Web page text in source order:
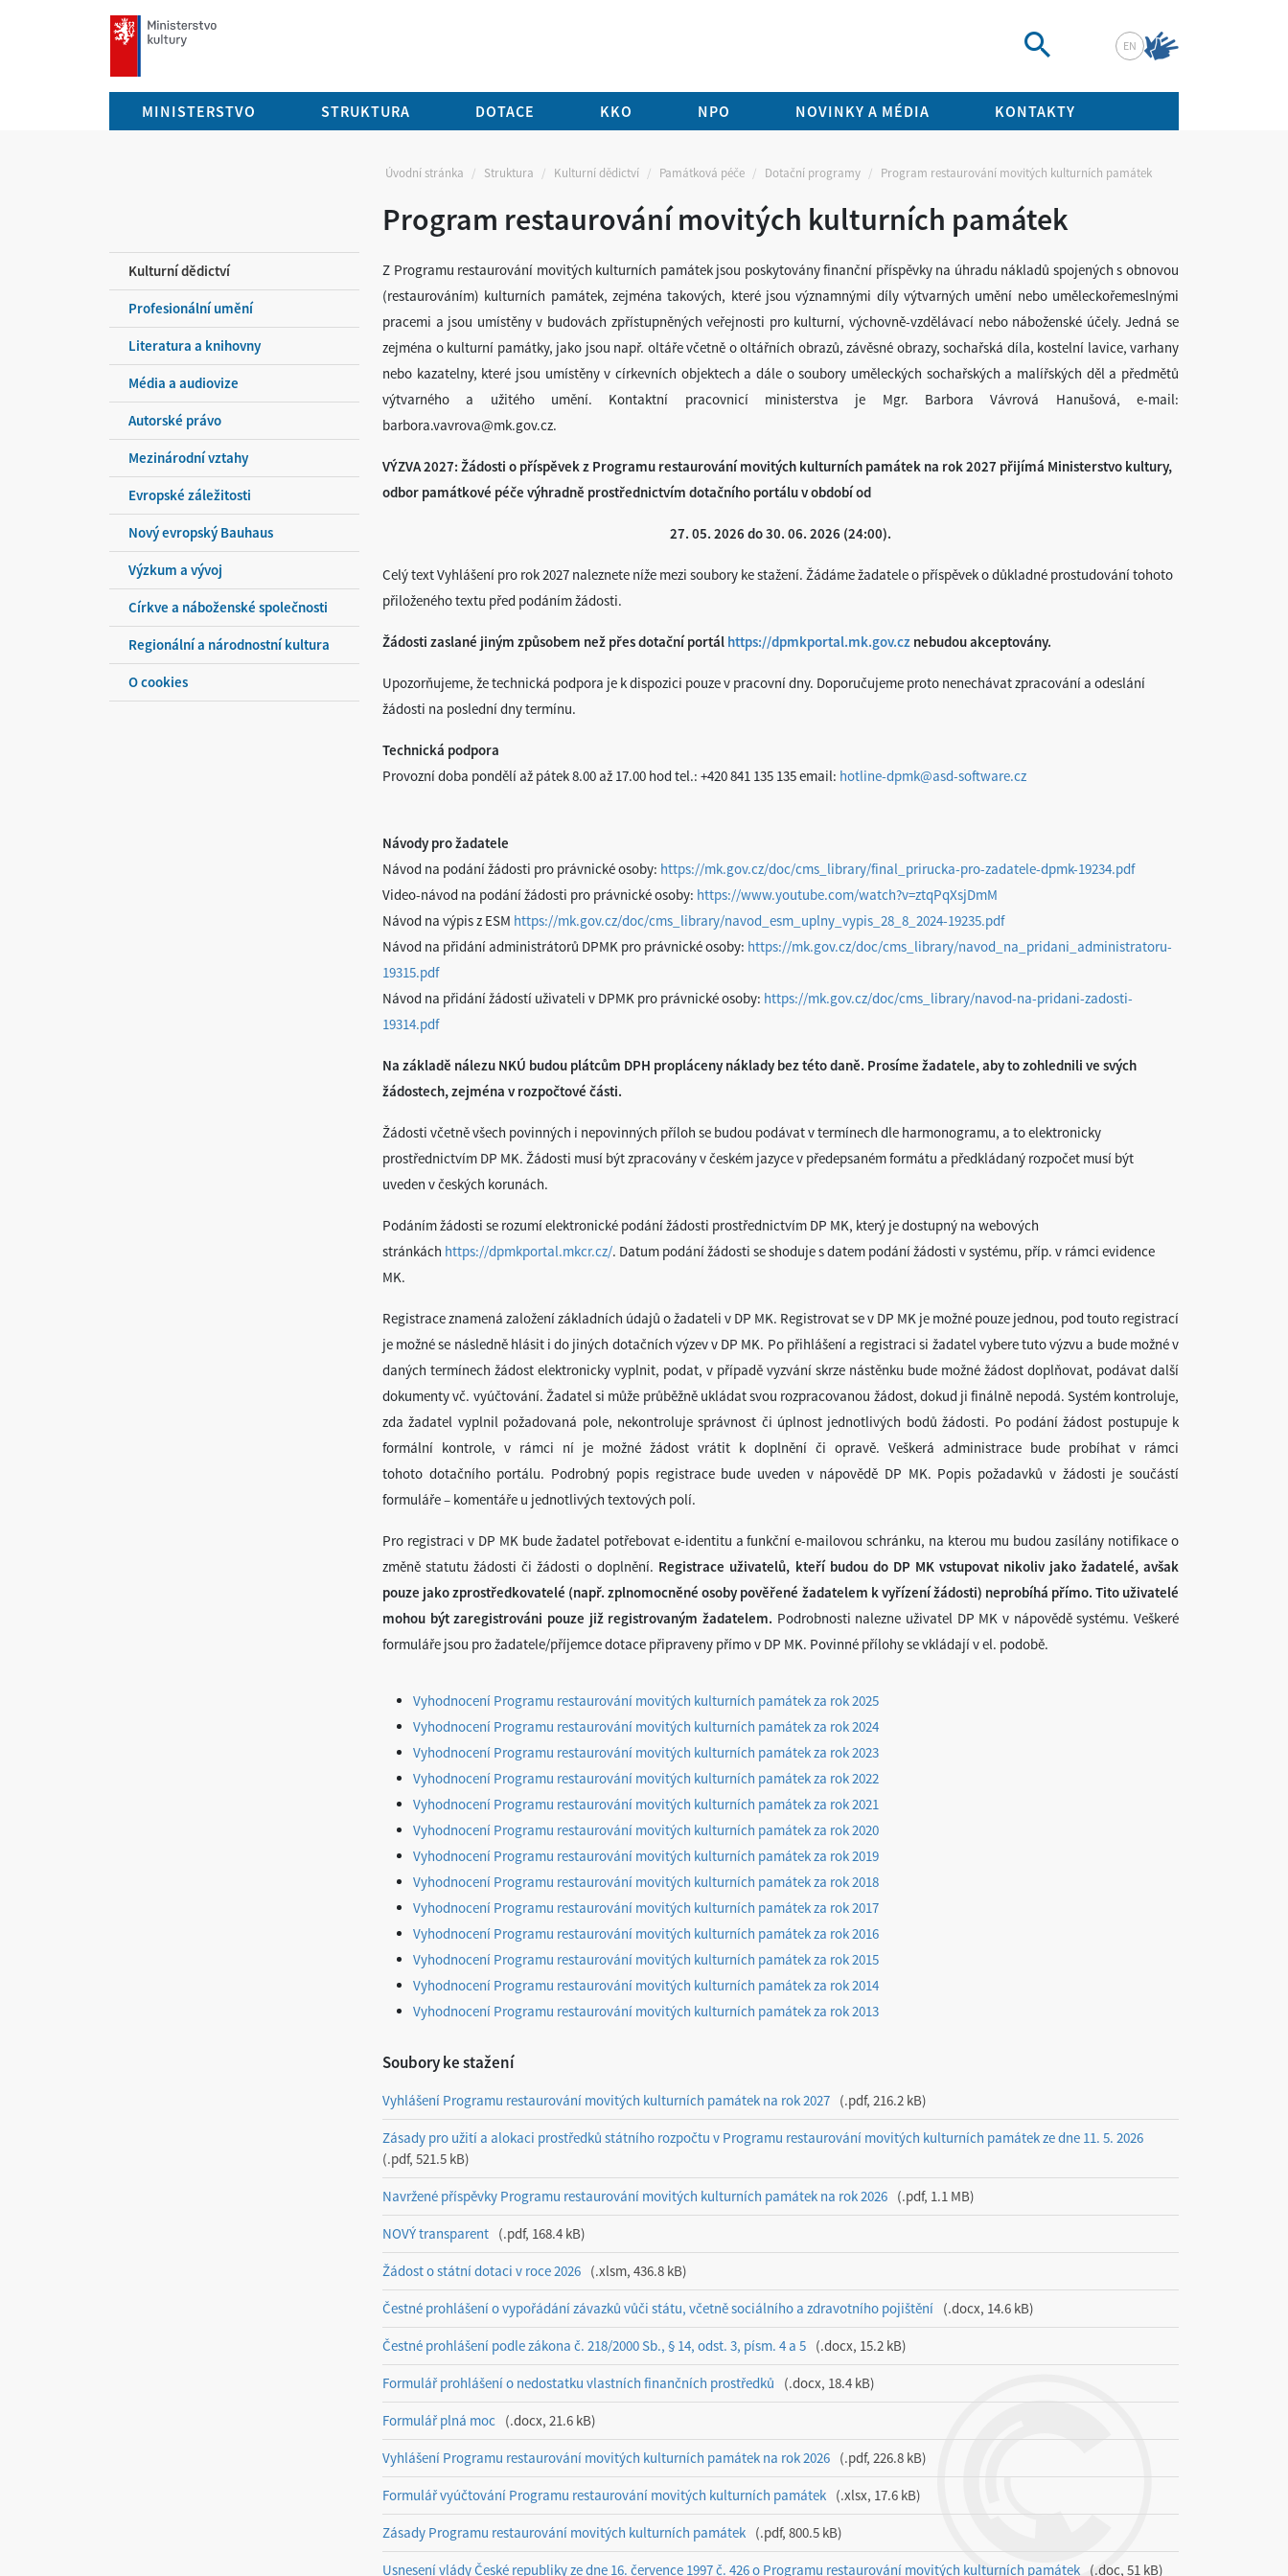
mkcr.cz
EN
MINISTERSTVO STRUKTURA DOTACE KKO NPO NOVINKY A MÉDIA KONTAKTY
Úvodní stránka Struktura Kulturní dědictví Památková péče Dotační programy Program restaurování movitých kulturních památek
Program restaurování movitých kulturních památek
Kulturní dědictví
Profesionální umění
Literatura a knihovny
Média a audiovize
Autorské právo
Mezinárodní vztahy
Evropské záležitosti
Nový evropský Bauhaus
Výzkum a vývoj
Církve a náboženské společnosti
Regionální a národnostní kultura
O cookies
Z Programu restaurování movitých kulturních památek jsou poskytovány finanční příspěvky na úhradu nákladů spojených s obnovou
(restaurováním) kulturních památek, zejména takových, které jsou významnými díly výtvarných umění nebo uměleckořemeslnými
pracemi a jsou umístěny v budovách zpřístupněných veřejnosti pro kulturní, výchovně-vzdělávací nebo náboženské účely. Jedná se
zejména o kulturní památky, jako jsou např. oltáře včetně o oltářních obrazů, závěsné obrazy, sochařská díla, kostelní lavice, varhany
nebo kazatelny, které jsou umístěny v církevních objektech a dále o soubory uměleckých sochařských a malířských děl a předmětů
výtvarného a užitého umění. Kontaktní pracovnicí ministerstva je Mgr. Barbora Vávrová Hanušová, e-mail:
barbora.vavrova@mk.gov.cz.
VÝZVA 2027: Žádosti o příspěvek z Programu restaurování movitých kulturních památek na rok 2027 přijímá Ministerstvo kultury,
odbor památkové péče výhradně prostřednictvím dotačního portálu v období od
27. 05. 2026 do 30. 06. 2026 (24:00).
Celý text Vyhlášení pro rok 2027 naleznete níže mezi soubory ke stažení. Žádáme žadatele o příspěvek o důkladné prostudování tohoto
přiloženého textu před podáním žádosti.
Žádosti zaslané jiným způsobem než přes dotační portál https://dpmkportal.mk.gov.cz nebudou akceptovány.
Upozorňujeme, že technická podpora je k dispozici pouze v pracovní dny. Doporučujeme proto nenechávat zpracování a odeslání
žádosti na poslední dny termínu.
Technická podpora
Provozní doba pondělí až pátek 8.00 až 17.00 hod tel.: +420 841 135 135 email: hotline-dpmk@asd-software.cz
Návody pro žadatele
Návod na podání žádosti pro právnické osoby: https://mk.gov.cz/doc/cms_library/final_prirucka-pro-zadatele-dpmk-19234.pdf
Video-návod na podání žádosti pro právnické osoby: https://www.youtube.com/watch?v=ztqPqXsjDmM
Návod na výpis z ESM https://mk.gov.cz/doc/cms_library/navod_esm_uplny_vypis_28_8_2024-19235.pdf
Návod na přidání administrátorů DPMK pro právnické osoby: https://mk.gov.cz/doc/cms_library/navod_na_pridani_administratoru-
19315.pdf
Návod na přidání žádostí uživateli v DPMK pro právnické osoby: https://mk.gov.cz/doc/cms_library/navod-na-pridani-zadosti-
19314.pdf
Na základě nálezu NKÚ budou plátcům DPH propláceny náklady bez této daně. Prosíme žadatele, aby to zohlednili ve svých
žádostech, zejména v rozpočtové části.
Žádosti včetně všech povinných i nepovinných příloh se budou podávat v termínech dle harmonogramu, a to elektronicky
prostřednictvím DP MK. Žádosti musí být zpracovány v českém jazyce v předepsaném formátu a předkládaný rozpočet musí být
uveden v českých korunách.
Podáním žádosti se rozumí elektronické podání žádosti prostřednictvím DP MK, který je dostupný na webových
stránkách https://dpmkportal.mkcr.cz/. Datum podání žádosti se shoduje s datem podání žádosti v systému, příp. v rámci evidence
MK.
Registrace znamená založení základních údajů o žadateli v DP MK. Registrovat se v DP MK je možné pouze jednou, pod touto registrací
je možné se následně hlásit i do jiných dotačních výzev v DP MK. Po přihlášení a registraci si žadatel vybere tuto výzvu a bude možné v
daných termínech žádost elektronicky vyplnit, podat, v případě vyzvání skrze nástěnku bude možné žádost doplňovat, podávat další
dokumenty vč. vyúčtování. Žadatel si může průběžně ukládat svou rozpracovanou žádost, dokud ji finálně nepodá. Systém kontroluje,
zda žadatel vyplnil požadovaná pole, nekontroluje správnost či úplnost jednotlivých bodů žádosti. Po podání žádost postupuje k
formální kontrole, v rámci ní je možné žádost vrátit k doplnění či opravě. Veškerá administrace bude probíhat v rámci
tohoto dotačního portálu. Podrobný popis registrace bude uveden v nápovědě DP MK. Popis požadavků v žádosti je součástí
formuláře – komentáře u jednotlivých textových polí.
Pro registraci v DP MK bude žadatel potřebovat e-identitu a funkční e-mailovou schránku, na kterou mu budou zasílány notifikace o
změně statutu žádosti či žádosti o doplnění. Registrace uživatelů, kteří budou do DP MK vstupovat nikoliv jako žadatelé, avšak
pouze jako zprostředkovatelé (např. zplnomocněné osoby pověřené žadatelem k vyřízení žádosti) neprobíhá přímo. Tito uživatelé
mohou být zaregistrováni pouze již registrovaným žadatelem. Podrobnosti nalezne uživatel DP MK v nápovědě systému. Veškeré
formuláře jsou pro žadatele/příjemce dotace připraveny přímo v DP MK. Povinné přílohy se vkládají v el. podobě.
Vyhodnocení Programu restaurování movitých kulturních památek za rok 2025
Vyhodnocení Programu restaurování movitých kulturních památek za rok 2024
Vyhodnocení Programu restaurování movitých kulturních památek za rok 2023
Vyhodnocení Programu restaurování movitých kulturních památek za rok 2022
Vyhodnocení Programu restaurování movitých kulturních památek za rok 2021
Vyhodnocení Programu restaurování movitých kulturních památek za rok 2020
Vyhodnocení Programu restaurování movitých kulturních památek za rok 2019
Vyhodnocení Programu restaurování movitých kulturních památek za rok 2018
Vyhodnocení Programu restaurování movitých kulturních památek za rok 2017
Vyhodnocení Programu restaurování movitých kulturních památek za rok 2016
Vyhodnocení Programu restaurování movitých kulturních památek za rok 2015
Vyhodnocení Programu restaurování movitých kulturních památek za rok 2014
Vyhodnocení Programu restaurování movitých kulturních památek za rok 2013
Soubory ke stažení
Vyhlášení Programu restaurování movitých kulturních památek na rok 2027 .pdf, 216.2 kB
Zásady pro užití a alokaci prostředků státního rozpočtu v Programu restaurování movitých kulturních památek ze dne 11. 5. 2026
.pdf, 521.5 kB
Navržené příspěvky Programu restaurování movitých kulturních památek na rok 2026 .pdf, 1.1 MB
NOVÝ transparent .pdf, 168.4 kB
Žádost o státní dotaci v roce 2026 .xlsm, 436.8 kB
Čestné prohlášení o vypořádání závazků vůči státu, včetně sociálního a zdravotního pojištění .docx, 14.6 kB
Čestné prohlášení podle zákona č. 218/2000 Sb., § 14, odst. 3, písm. 4 a 5 .docx, 15.2 kB
Formulář prohlášení o nedostatku vlastních finančních prostředků .docx, 18.4 kB
Formulář plná moc .docx, 21.6 kB
Vyhlášení Programu restaurování movitých kulturních památek na rok 2026 .pdf, 226.8 kB
Formulář vyúčtování Programu restaurování movitých kulturních památek .xlsx, 17.6 kB
Zásady Programu restaurování movitých kulturních památek .pdf, 800.5 kB
Usnesení vlády České republiky ze dne 16. července 1997 č. 426 o Programu restaurování movitých kulturních památek .doc, 51 kB